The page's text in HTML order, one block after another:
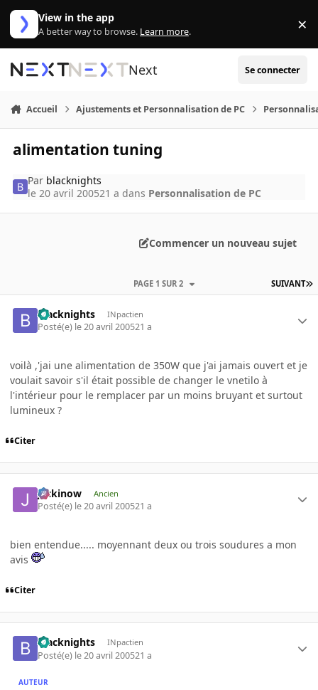
Aller au contenu
View in the app
A better way to browse. Learn more. ×
Next Se connecter
Accueil Ajustements et Personnalisation de PC
alimentation tuning
Par blacknights
le 20 avril 200521 a dans Personnalisation de PC
Commencer un nouveau sujet
SUIVANT
PAGE 1 SUR 2
blacknights INpactien
Posté(e) le 20 avril 200521 a
voilà ,'jai une alimentation de 350W que j'ai jamais ouvert et je
voulait savoir s'il était possible de changer le vnetilo à
l'intérieur pour le remplacer par un moins bruyant et surtout
lumineux ?
Citer
jackinow Ancien
Posté(e) le 20 avril 200521 a
bien entendue..... moyennant deux ou trois soudures a mon
avis
Citer
blacknights INpactien
Posté(e) le 20 avril 200521 a
AUTEUR